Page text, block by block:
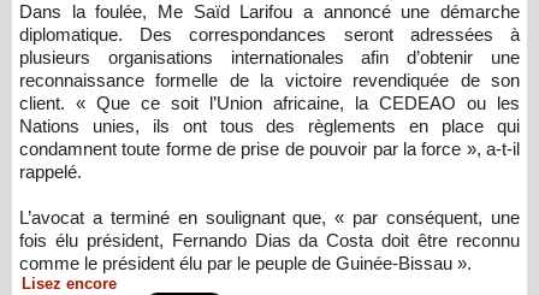
Dans la foulée, Me Saïd Larifou a annoncé une démarche
diplomatique. Des correspondances seront adressées à
plusieurs organisations internationales afin d’obtenir une
reconnaissance formelle de la victoire revendiquée de son
client. « Que ce soit l’Union africaine, la CEDEAO ou les
Nations unies, ils ont tous des règlements en place qui
condamnent toute forme de prise de pouvoir par la force », a-t-il
rappelé.
L’avocat a terminé en soulignant que, « par conséquent, une
fois élu président, Fernando Dias da Costa doit être reconnu
comme le président élu par le peuple de Guinée-Bissau ».
Lisez encore